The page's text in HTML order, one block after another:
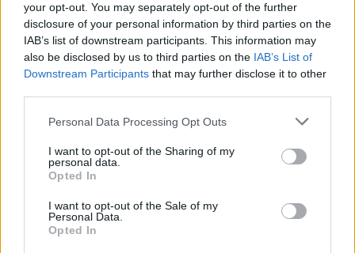
your opt-out. You may separately opt-out of the further
disclosure of your personal information by third parties on the
IAB’s list of downstream participants. This information may
also be disclosed by us to third parties on the IAB’s List of
Downstream Participants that may further disclose it to other
Personal Data Processing Opt Outs
I want to opt-out of the Sharing of my
personal data.
Opted In
I want to opt-out of the Sale of my
Personal Data.
Opted In
«Δεν μπορείς να χαρακτηρίσεις Δίκαιο κάτι, το
οποίο απορρέει από την πυγμή του
ισχυρού» τόνισε ο υπουργός Εξωτερικών, Γιώργος
Γεραπετρίτης, σε ομιλία του απόψε σε εκδήλωση
του ΕΚΠΑ με τίτλο «Η Ελλάδα απέναντι στις
Σύγχρονες Διεθνείς Προκλήσεις». Ο
κ. Γεραπετρίτης τόνισε ότι δεν νοείται σήμερα η
επισήμανε ότι σε πολλές περιπτώσεις το Διεθνές
Δίκαιο στερείται αυτής της αποτελεσματικότητας
ΠΕΡΙΣΣΌΤΕΡΑ ...